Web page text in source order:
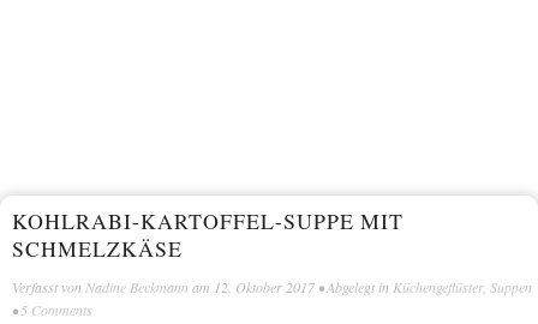
KOHLRABI-KARTOFFEL-SUPPE MIT
SCHMELZKÄSE
Verfasst von Nadine Beckmann am 12. Oktober 2017 • Abgelegt in Küchengeflüster, Suppen
• 5 Comments